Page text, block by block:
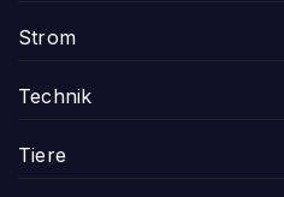
Strom
Technik
Tiere